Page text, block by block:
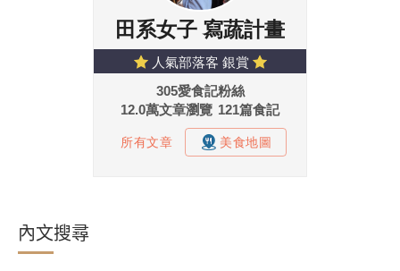
內文搜尋